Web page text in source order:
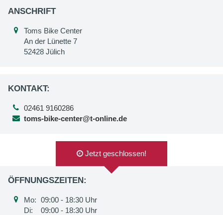
ANSCHRIFT
Toms Bike Center
An der Lünette 7
52428 Jülich
KONTAKT:
02461 9160286
toms-bike-center@t-online.de
Jetzt geschlossen!
ÖFFNUNGSZEITEN:
Mo: 09:00 - 18:30 Uhr
Di:
09:00 - 18:30 Uhr